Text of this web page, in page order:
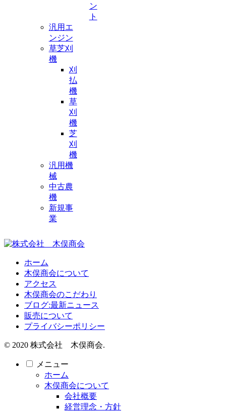
ン
ト
汎用エ
ンジン
草芝刈
機
刈
払
機
草
刈
機
芝
刈
機
汎用機
械
中古農
機
新規事
業
ホーム
木俣商会について
アクセス
木俣商会のこだわり
ブログ:最新ニュース
販売について
プライバシーポリシー
© 2020 株式会社 木俣商会.
メニュー
ホーム
木俣商会について
会社概要
経営理念・方針